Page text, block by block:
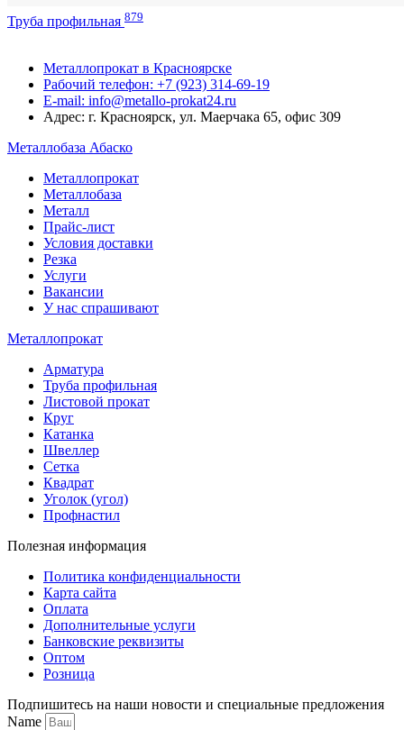
Труба профильная 879
Металлопрокат в Красноярске
Рабочий телефон: +7 (923) 314-69-19
E-mail: info@metallo-prokat24.ru
Адрес: г. Красноярск, ул. Маерчака 65, офис 309
Металлобаза Абаско
Металлопрокат
Металлобаза
Металл
Прайс-лист
Условия доставки
Резка
Услуги
Вакансии
У нас спрашивают
Металлопрокат
Арматура
Труба профильная
Листовой прокат
Круг
Катанка
Швеллер
Сетка
Квадрат
Уголок (угол)
Профнастил
Полезная информация
Политика конфиденциальности
Карта сайта
Оплата
Дополнительные услуги
Банковские реквизиты
Оптом
Розница
Подпишитесь на наши новости и специальные предложения
Name